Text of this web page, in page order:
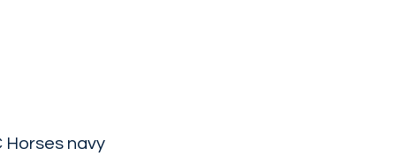
Horses navy